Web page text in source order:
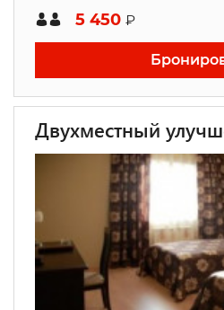
5 450 ₽
Двухместный